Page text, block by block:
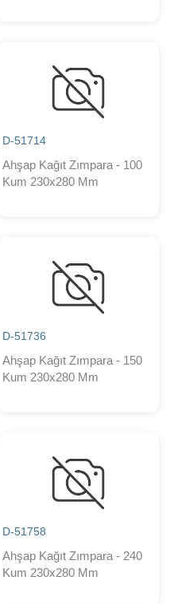
D-51714
Ahşap Kağıt Zımpara - 100
Kum 230x280 Mm
D-51736
Ahşap Kağıt Zımpara - 150
Kum 230x280 Mm
D-51758
Ahşap Kağıt Zımpara - 240
Kum 230x280 Mm